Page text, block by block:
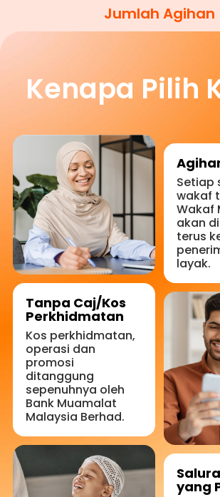
Jumlah Agihan
Kenapa Pilih
Setiap
wakaf
Wakaf
akan
terus
layak.
Tanpa Caj/Kos
Perkhidmatan
Kos perkhidmatan,
operasi dan
promosi
ditanggung
sepenuhnya oleh
Bank Muamalat
Malaysia Berhad.
yang